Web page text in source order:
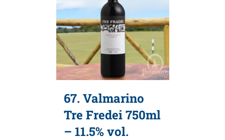
67. Valmarino
Tre Fredei 750ml
– 11.5% vol.